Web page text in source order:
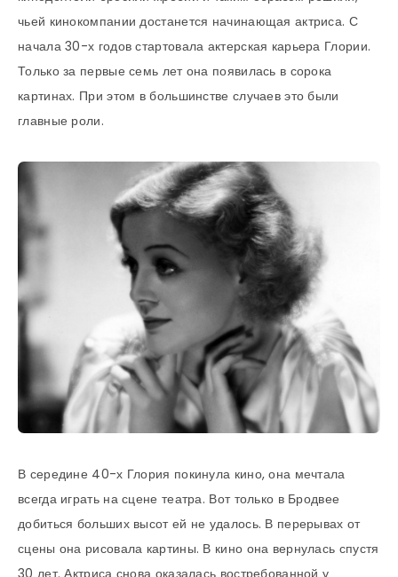
чьей кинокомпании достанется начинающая актриса. С
начала 30-х годов стартовала актерская карьера Глории.
Только за первые семь лет она появилась в сорока
картинах. При этом в большинстве случаев это были
главные роли.
В середине 40-х Глория покинула кино, она мечтала
всегда играть на сцене театра. Вот только в Бродвее
добиться больших высот ей не удалось. В перерывах от
сцены она рисовала картины. В кино она вернулась спустя
30 лет. Актриса снова оказалась востребованной у